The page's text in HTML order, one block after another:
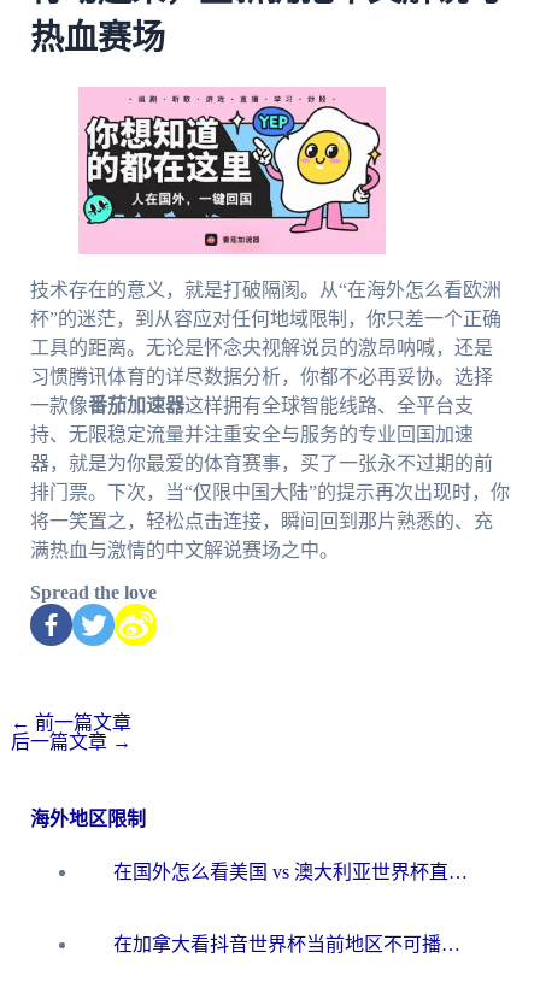
热血赛场
技术存在的意义，就是打破隔阂。从“在海外怎么看欧洲
杯”的迷茫，到从容应对任何地域限制，你只差一个正确
工具的距离。无论是怀念央视解说员的激昂呐喊，还是
习惯腾讯体育的详尽数据分析，你都不必再妥协。选择
一款像番茄加速器这样拥有全球智能线路、全平台支
持、无限稳定流量并注重安全与服务的专业回国加速
器，就是为你最爱的体育赛事，买了一张永不过期的前
排门票。下次，当“仅限中国大陆”的提示再次出现时，你
将一笑置之，轻松点击连接，瞬间回到那片熟悉的、充
满热血与激情的中文解说赛场之中。
Spread the love
← 前一篇文章
后一篇文章 →
海外地区限制
在国外怎么看美国 vs 澳大利亚世界杯直播？海外党必藏的中文解说观赛指南
在加拿大看抖音世界杯当前地区不可播放？海外党体育观赛终极指南